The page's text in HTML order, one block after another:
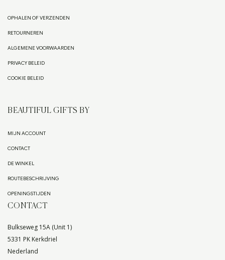
OPHALEN OF VERZENDEN
RETOURNEREN
ALGEMENE VOORWAARDEN
PRIVACY BELEID
COOKIE BELEID
BEAUTIFUL GIFTS BY
MIJN ACCOUNT
CONTACT
DE WINKEL
ROUTEBESCHRIJVING
OPENINGSTIJDEN
CONTACT
Bulkseweg 15A (Unit 1)
5331 PK Kerkdriel
Nederland